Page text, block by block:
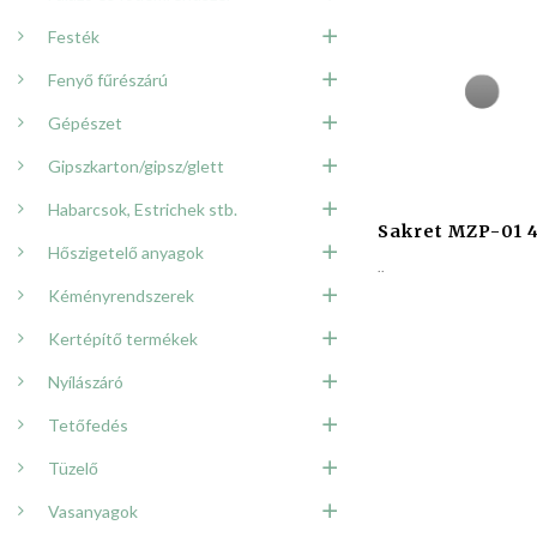
Festék
Fenyő fűrészárú
Gépészet
Gipszkarton/gipsz/glett
Habarcsok, Estrichek stb.
Hőszigetelő anyagok
Kéményrendszerek
Kertépítő termékek
Nyílászáró
Tetőfedés
Tüzelő
Vasanyagok
Sakret MZP-01
..